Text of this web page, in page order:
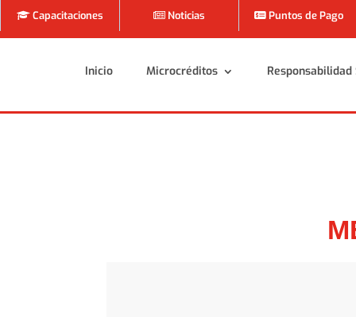
Capacitaciones Noticias Puntos de Pago
Inicio Microcréditos Responsabilidad
Inicio Microcréditos Responsabilidad